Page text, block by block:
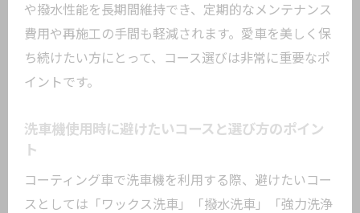
や撥水性能を長期間維持でき、定期的なメンテナンス
費用や再施工の手間も軽減されます。愛車を美しく保
ち続けたい方にとって、コース選びは非常に重要なポ
イントです。
洗車機使用時に避けたいコースと選び方のポイン
ト
コーティング車で洗車機を利用する際、避けたいコー
スとしては「ワックス洗車」「撥水洗車」「強力洗浄